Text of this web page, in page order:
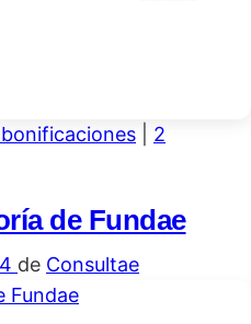
2
de Fundae
de Consultae